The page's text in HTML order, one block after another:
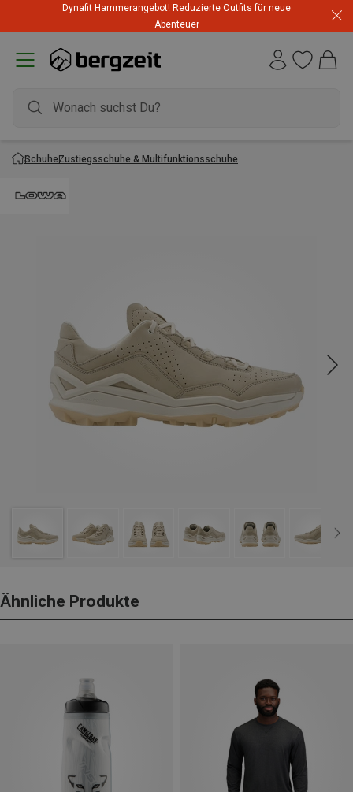
Dynafit Hammerangebot! Reduzierte Outfits für neue
Abenteuer
SchuheZustiegsschuhe & Multifunktionsschuhe
Ähnliche Produkte